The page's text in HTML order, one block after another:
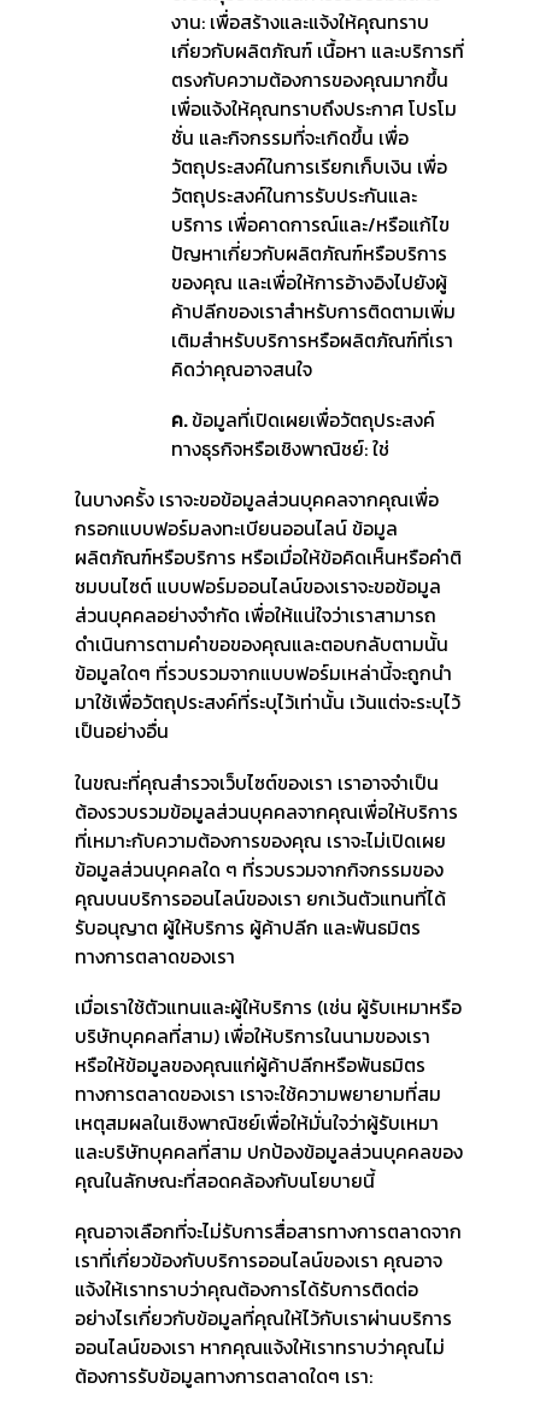
งาน: เพื่อสร้างและแจ้งให้คุณทราบ
เกี่ยวกับผลิตภัณฑ์ เนื้อหา และบริการที่
ตรงกับความต้องการของคุณมากขึ้น
เพื่อแจ้งให้คุณทราบถึงประกาศ โปรโม
ชั่น และกิจกรรมที่จะเกิดขึ้น เพื่อ
วัตถุประสงค์ในการเรียกเก็บเงิน เพื่อ
วัตถุประสงค์ในการรับประกันและ
บริการ เพื่อคาดการณ์และ/หรือแก้ไข
ปัญหาเกี่ยวกับผลิตภัณฑ์หรือบริการ
ของคุณ และเพื่อให้การอ้างอิงไปยังผู้
ค้าปลีกของเราสำหรับการติดตามเพิ่ม
เติมสำหรับบริการหรือผลิตภัณฑ์ที่เรา
คิดว่าคุณอาจสนใจ
ค.ข้อมูลที่เปิดเผยเพื่อวัตถุประสงค์
ทางธุรกิจหรือเชิงพาณิชย์: ใช่
ในบางครั้ง เราจะขอข้อมูลส่วนบุคคลจากคุณเพื่อ
กรอกแบบฟอร์มลงทะเบียนออนไลน์ ข้อมูล
ผลิตภัณฑ์หรือบริการ หรือเมื่อให้ข้อคิดเห็นหรือคำติ
ชมบนไซต์ แบบฟอร์มออนไลน์ของเราจะขอข้อมูล
ส่วนบุคคลอย่างจำกัด เพื่อให้แน่ใจว่าเราสามารถ
ดำเนินการตามคำขอของคุณและตอบกลับตามนั้น
ข้อมูลใดๆ ที่รวบรวมจากแบบฟอร์มเหล่านี้จะถูกนำ
มาใช้เพื่อวัตถุประสงค์ที่ระบุไว้เท่านั้น เว้นแต่จะระบุไว้
เป็นอย่างอื่น
ในขณะที่คุณสำรวจเว็บไซต์ของเรา เราอาจจำเป็น
ต้องรวบรวมข้อมูลส่วนบุคคลจากคุณเพื่อให้บริการ
ที่เหมาะกับความต้องการของคุณ เราจะไม่เปิดเผย
ข้อมูลส่วนบุคคลใด ๆ ที่รวบรวมจากกิจกรรมของ
คุณบนบริการออนไลน์ของเรา ยกเว้นตัวแทนที่ได้
รับอนุญาต ผู้ให้บริการ ผู้ค้าปลีก และพันธมิตร
ทางการตลาดของเรา
เมื่อเราใช้ตัวแทนและผู้ให้บริการ (เช่น ผู้รับเหมาหรือ
บริษัทบุคคลที่สาม) เพื่อให้บริการในนามของเรา
หรือให้ข้อมูลของคุณแก่ผู้ค้าปลีกหรือพันธมิตร
ทางการตลาดของเรา เราจะใช้ความพยายามที่สม
เหตุสมผลในเชิงพาณิชย์เพื่อให้มั่นใจว่าผู้รับเหมา
และบริษัทบุคคลที่สาม ปกป้องข้อมูลส่วนบุคคลของ
คุณในลักษณะที่สอดคล้องกับนโยบายนี้
คุณอาจเลือกที่จะไม่รับการสื่อสารทางการตลาดจาก
เราที่เกี่ยวข้องกับบริการออนไลน์ของเรา คุณอาจ
แจ้งให้เราทราบว่าคุณต้องการได้รับการติดต่อ
อย่างไรเกี่ยวกับข้อมูลที่คุณให้ไว้กับเราผ่านบริการ
ออนไลน์ของเรา หากคุณแจ้งให้เราทราบว่าคุณไม่
ต้องการรับข้อมูลทางการตลาดใดๆ เรา: